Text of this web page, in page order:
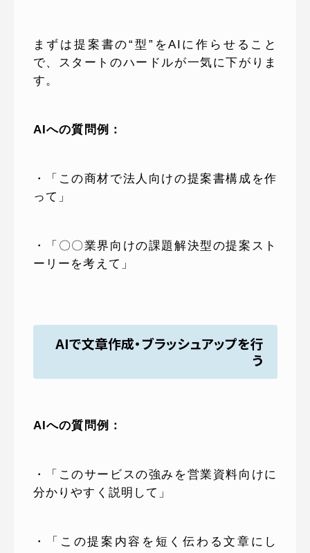
まずは提案書の“型”をAIに作らせること
で、スタートのハードルが一気に下がりま
す。
AIへの質問例：
・「この商材で法人向けの提案書構成を作
って」
・「〇〇業界向けの課題解決型の提案スト
ーリーを考えて」
AIで文章作成・ブラッシュアップを行
う
AIへの質問例：
・「このサービスの強みを営業資料向けに
分かりやすく説明して」
・「この提案内容を短く伝わる文章にし